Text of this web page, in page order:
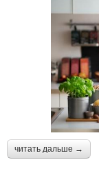
читать дальше →